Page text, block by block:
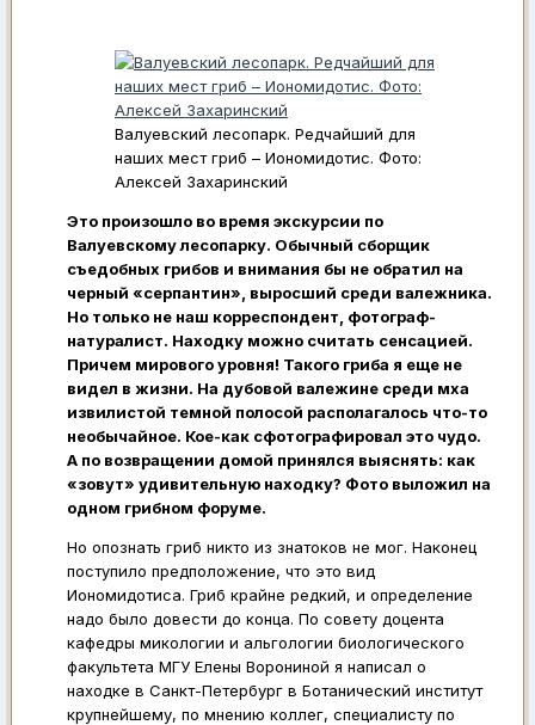
Валуевский лесопарк. Редчайший для
наших мест гриб – Иономидотис. Фото:
Алексей Захаринский
Это произошло во время экскурсии по
Валуевскому лесопарку. Обычный сборщик
съедобных грибов и внимания бы не обратил на
черный «серпантин», выросший среди валежника.
Но только не наш корреспондент, фотограф-
натуралист. Находку можно считать сенсацией.
Причем мирового уровня! Такого гриба я еще не
видел в жизни. На дубовой валежине среди мха
извилистой темной полосой располагалось что-то
необычайное. Кое-как сфотографировал это чудо.
А по возвращении домой принялся выяснять: как
«зовут» удивительную находку? Фото выложил на
одном грибном форуме.
Но опознать гриб никто из знатоков не мог. Наконец
поступило предположение, что это вид
Иономидотиса. Гриб крайне редкий, и определение
надо было довести до конца. По совету доцента
кафедры микологии и альгологии биологического
факультета МГУ Елены Ворониной я написал о
находке в Санкт-Петербург в Ботанический институт
крупнейшему, по мнению коллег, специалисту по